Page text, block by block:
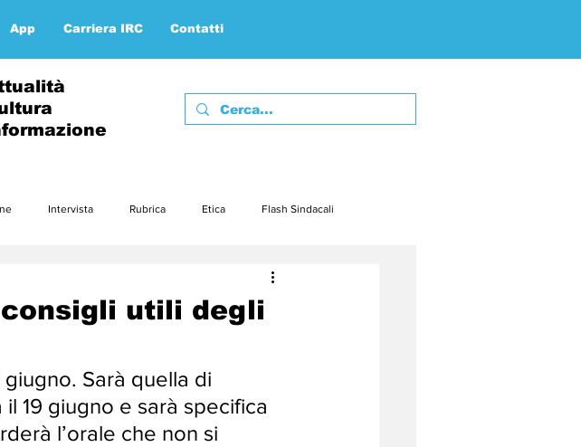
App Carriera IRC Contatti
Intervista Rubrica Etica Flash Sindacali
utili degli
Sarà quella di
19 giugno e sarà specifica
l’orale che non si